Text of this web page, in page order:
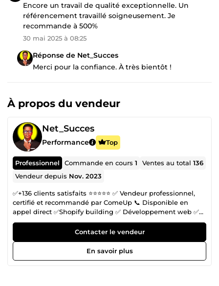
Encore un travail de qualité exceptionnelle. Un
référencement travaillé soigneusement. Je
recommande à 500%
30 mai 2025 à 08:25
Réponse de Net_Succes
Merci pour la confiance. À très bientôt !
À propos du vendeur
Net_Succes
Performance Top
Professionnel Commande en cours1 Ventes au total136
Vendeur depuis Nov. 2023
✅+136 clients satisfaits ⭐⭐⭐⭐⭐ ✅ Vendeur professionnel,
certifié et recommandé par ComeUp 📞 Disponible en
appel direct ✅Shopify building ✅ Développement web ✅
Funnel building ✅ Media Buying ✅ Graphisme ✅ Montage
designer et créateur de Net_Succes, une agence
marketing 360. Avec mon équipe, nous avons contribué à
plus de 100 projets différents. Peu importe votre domaine
Contacter le vendeur
En savoir plus